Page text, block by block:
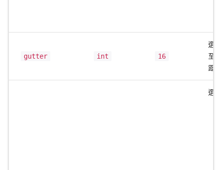
gutter int 16
選
至
距
選